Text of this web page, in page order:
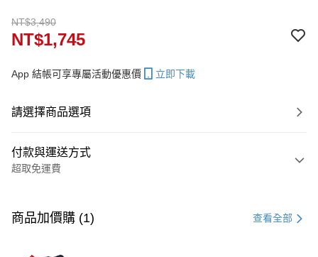
NT$3,490
NT$1,745
App 結帳可享專屬活動優惠價 立即下載
請選擇商品選項
付款與運送方式
超取免運費
信用卡一次付款
商品加價購 (1) 查看全部